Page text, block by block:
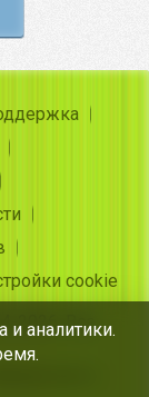
cookie
2026. Все
в
и аналитики.